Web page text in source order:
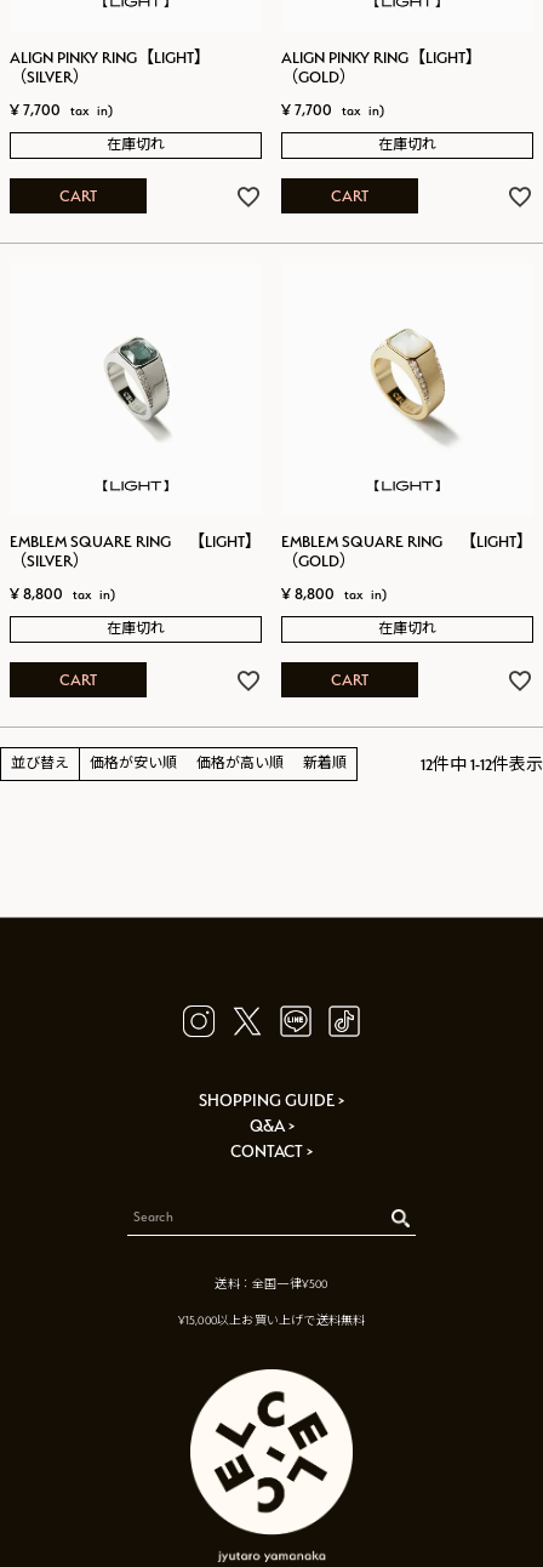
ALIGN PINKY RING【LIGHT】
（SILVER）
¥ 7,700
在庫切れ
CART
ALIGN PINKY RING【LIGHT】
（GOLD）
¥ 7,700
在庫切れ
CART
EMBLEM SQUARE RING 【LIGHT】
（SILVER）
¥ 8,800
在庫切れ
CART
EMBLEM SQUARE RING 【LIGHT】
（GOLD）
¥ 8,800
在庫切れ
CART
並び替え 価格が安い順 価格が高い順 新着順 12件中 1-12件表示
SHOPPING GUIDE >
Q&A >
CONTACT >
送料：全国一律¥500
¥15,000以上お買い上げで送料無料